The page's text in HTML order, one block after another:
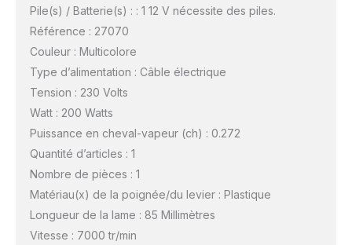
Pile(s) / Batterie(s) : : 1 12 V nécessite des piles.
Référence : 27070
Couleur : Multicolore
Type d’alimentation : Câble électrique
Tension : 230 Volts
Watt : 200 Watts
Puissance en cheval-vapeur (ch) : 0.272
Quantité d’articles : 1
Nombre de pièces : 1
Matériau(x) de la poignée/du levier : Plastique
Longueur de la lame : 85 Millimètres
Vitesse : 7000 tr/min